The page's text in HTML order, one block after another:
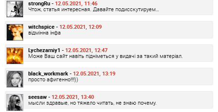
strongRu - 12.05.2021, 11:46
Чтож, статья интересная. Давайте подисскутируем…
witchspice - 12.05.2021, 12:09
відмінна інфа
Lychezarniy1 - 12.05.2021, 12:47
Може Ваш сайт навіть підніметься у видачі за такий матеріал.
black_workmark - 12.05.2021, 13:19
просто афигенно!!!!))
seesaw - 12.05.2021, 13:40
мысли здравые, но тяжело читать, не знаю почему.